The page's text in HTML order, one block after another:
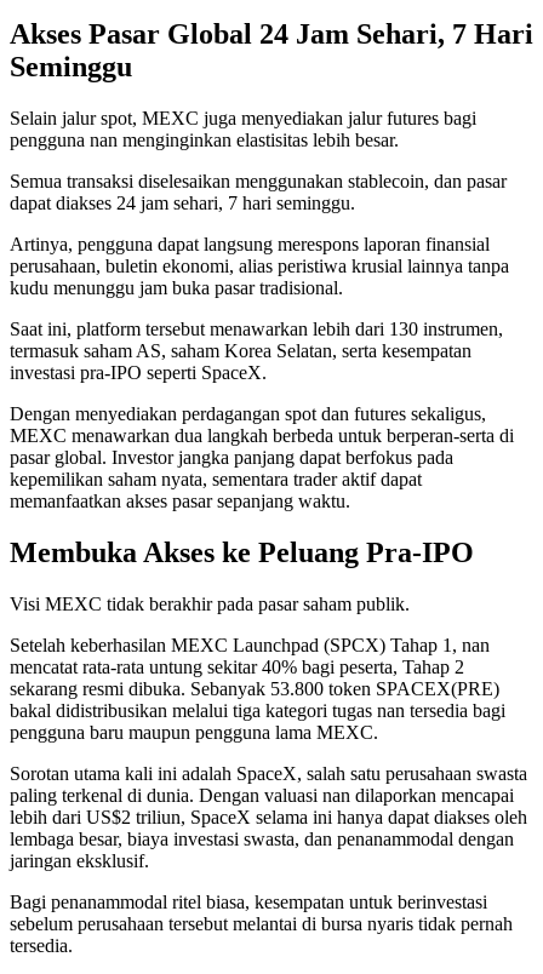
Akses Pasar Global 24 Jam Sehari, 7 Hari
Seminggu
Selain jalur spot, MEXC juga menyediakan jalur futures bagi
pengguna nan menginginkan elastisitas lebih besar.
Semua transaksi diselesaikan menggunakan stablecoin, dan pasar
dapat diakses 24 jam sehari, 7 hari seminggu.
Artinya, pengguna dapat langsung merespons laporan finansial
perusahaan, buletin ekonomi, alias peristiwa krusial lainnya tanpa
kudu menunggu jam buka pasar tradisional.
Saat ini, platform tersebut menawarkan lebih dari 130 instrumen,
termasuk saham AS, saham Korea Selatan, serta kesempatan
investasi pra-IPO seperti SpaceX.
Dengan menyediakan perdagangan spot dan futures sekaligus,
MEXC menawarkan dua langkah berbeda untuk berperan-serta di
pasar global. Investor jangka panjang dapat berfokus pada
kepemilikan saham nyata, sementara trader aktif dapat
memanfaatkan akses pasar sepanjang waktu.
Membuka Akses ke Peluang Pra-IPO
Visi MEXC tidak berakhir pada pasar saham publik.
Setelah keberhasilan MEXC Launchpad (SPCX) Tahap 1, nan
mencatat rata-rata untung sekitar 40% bagi peserta, Tahap 2
sekarang resmi dibuka. Sebanyak 53.800 token SPACEX(PRE)
bakal didistribusikan melalui tiga kategori tugas nan tersedia bagi
pengguna baru maupun pengguna lama MEXC.
Sorotan utama kali ini adalah SpaceX, salah satu perusahaan swasta
paling terkenal di dunia. Dengan valuasi nan dilaporkan mencapai
lebih dari US$2 triliun, SpaceX selama ini hanya dapat diakses oleh
lembaga besar, biaya investasi swasta, dan penanammodal dengan
jaringan eksklusif.
Bagi penanammodal ritel biasa, kesempatan untuk berinvestasi
sebelum perusahaan tersebut melantai di bursa nyaris tidak pernah
tersedia.